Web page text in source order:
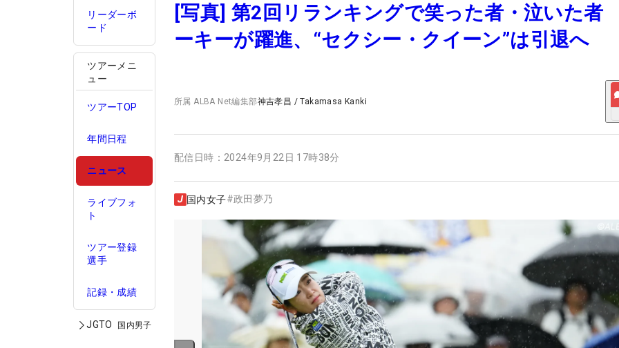
リーダーボ
ード
ツアーメニ
ュー
ツアーTOP
年間日程
ニュース
ライブフォ
ト
ツアー登録
選手
記録・成績
JGTO 国内男子
[写真] 第2回リランキングで笑った者・泣いた
ーキーが躍進、“セクシー・クイーン”は引退へ
所属ALBA Net編集部神吉孝昌 /Takamasa Kanki
配信日時： 2024年9月22日 17時38分
国内女子#政田夢乃